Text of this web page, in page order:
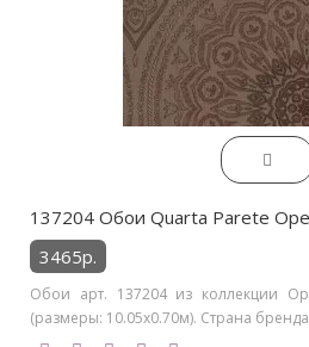
137204 Обои Quarta Parete
3465р.
Обои арт. 137204 из коллекции
(размеры: 10.05х0.70м). Страна